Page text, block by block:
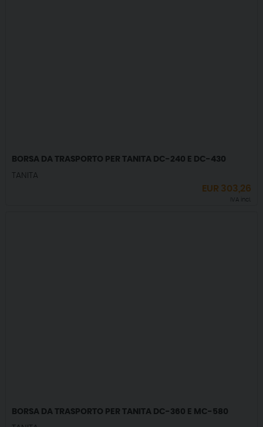
BORSA DA TRASPORTO PER TANITA DC-240 E DC-430
TANITA
EUR 303,26
IVA incl.
BORSA DA TRASPORTO PER TANITA DC-360 E MC-580